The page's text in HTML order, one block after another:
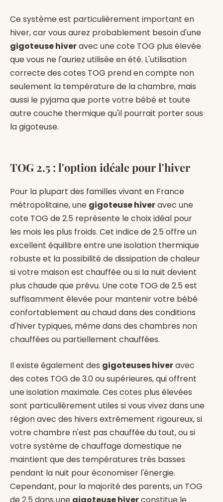
Ce système est particulièrement important en
hiver, car vous aurez probablement besoin d'une
gigoteuse hiveravec une cote TOG plus élevée
que vous ne l'auriez utilisée en été. L'utilisation
correcte des cotes TOG prend en compte non
seulement la température de la chambre, mais
aussi le pyjama que porte votre bébé et toute
autre couche thermique qu'il pourrait porter sous
la gigoteuse.
TOG 2.5 : l'option idéale pour l'hiver
Pour la plupart des familles vivant en France
métropolitaine, une gigoteuse hiveravec une
cote TOG de 2.5 représente le choix idéal pour
les mois les plus froids. Cet indice de 2.5 offre un
excellent équilibre entre une isolation thermique
robuste et la possibilité de dissipation de chaleur
si votre maison est chauffée ou si la nuit devient
plus chaude que prévu. Une cote TOG de 2.5 est
suffisamment élevée pour mantenir votre bébé
confortablement au chaud dans des conditions
d'hiver typiques, même dans des chambres non
chauffées ou partiellement chauffées.
Il existe également des gigoteuses hiveravec
des cotes TOG de 3.0 ou supérieures, qui offrent
une isolation maximale. Ces cotes plus élevées
sont particulièrement utiles si vous vivez dans une
région avec des hivers extrêmement rigoureux, si
votre chambre n'est pas chauffée du tout, ou si
votre système de chauffage domestique ne
maintient que des températures très basses
pendant la nuit pour économiser l'énergie.
Cependant, pour la majorité des parents, un TOG